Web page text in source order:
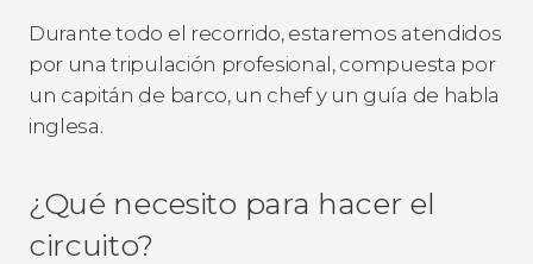
Durante todo el recorrido, estaremos atendidos
por una tripulación profesional, compuesta por
un capitán de barco, un chef y un guía de habla
inglesa.
¿Qué necesito para hacer el
circuito?